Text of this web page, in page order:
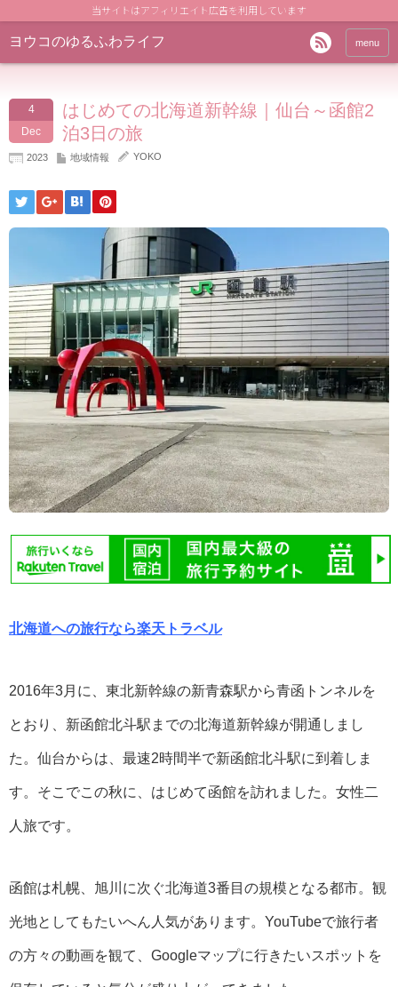
当サイトはアフィリエイト広告を利用しています
ヨウコのゆるふわライフ menu
4
Dec
はじめての北海道新幹線｜仙台～函館2
泊3日の旅
2023 地域情報 YOKO
北海道への旅行なら楽天トラベル
2016年3月に、東北新幹線の新青森駅から青函トンネルを
とおり、新函館北斗駅までの北海道新幹線が開通しまし
た。仙台からは、最速2時間半で新函館北斗駅に到着しま
す。そこでこの秋に、はじめて函館を訪れました。女性二
人旅です。
函館は札幌、旭川に次ぐ北海道3番目の規模となる都市。観
光地としてもたいへん人気があります。YouTubeで旅行者
の方々の動画を観て、Googleマップに行きたいスポットを